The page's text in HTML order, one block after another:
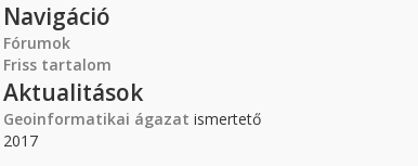
Navigáció
Fórumok
Friss tartalom
Aktualitások
Geoinformatikai ágazat ismertető
2017